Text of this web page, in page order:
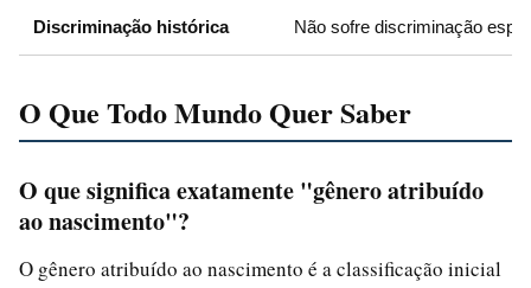
Discriminação histórica Não sofre discriminação
O Que Todo Mundo Quer Saber
O que significa exatamente "gênero atribuído
ao nascimento"?
O gênero atribuído ao nascimento é a classificação inicial